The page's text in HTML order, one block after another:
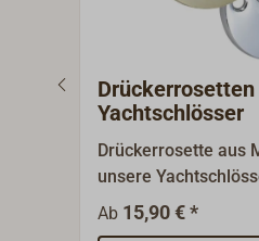
Yachtschlösser
Drückerrosette aus
unsere
zierlichen).
oder verchromter
Ab 15,90 € *